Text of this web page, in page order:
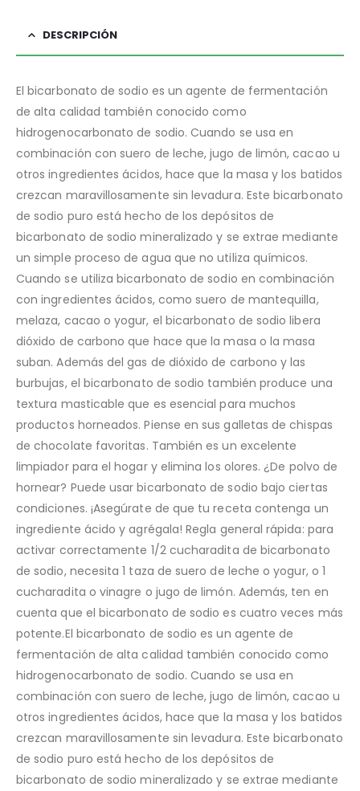
DESCRIPCIÓN
El bicarbonato de sodio es un agente de fermentación
de alta calidad también conocido como
hidrogenocarbonato de sodio. Cuando se usa en
combinación con suero de leche, jugo de limón, cacao u
otros ingredientes ácidos, hace que la masa y los batidos
crezcan maravillosamente sin levadura. Este bicarbonato
de sodio puro está hecho de los depósitos de
bicarbonato de sodio mineralizado y se extrae mediante
un simple proceso de agua que no utiliza químicos.
Cuando se utiliza bicarbonato de sodio en combinación
con ingredientes ácidos, como suero de mantequilla,
melaza, cacao o yogur, el bicarbonato de sodio libera
dióxido de carbono que hace que la masa o la masa
suban. Además del gas de dióxido de carbono y las
burbujas, el bicarbonato de sodio también produce una
textura masticable que es esencial para muchos
productos horneados. Piense en sus galletas de chispas
de chocolate favoritas. También es un excelente
limpiador para el hogar y elimina los olores. ¿De polvo de
hornear? Puede usar bicarbonato de sodio bajo ciertas
condiciones. ¡Asegúrate de que tu receta contenga un
ingrediente ácido y agrégala! Regla general rápida: para
activar correctamente 1/2 cucharadita de bicarbonato
de sodio, necesita 1 taza de suero de leche o yogur, o 1
cucharadita o vinagre o jugo de limón. Además, ten en
cuenta que el bicarbonato de sodio es cuatro veces más
potente.El bicarbonato de sodio es un agente de
fermentación de alta calidad también conocido como
hidrogenocarbonato de sodio. Cuando se usa en
combinación con suero de leche, jugo de limón, cacao u
otros ingredientes ácidos, hace que la masa y los batidos
crezcan maravillosamente sin levadura. Este bicarbonato
de sodio puro está hecho de los depósitos de
bicarbonato de sodio mineralizado y se extrae mediante